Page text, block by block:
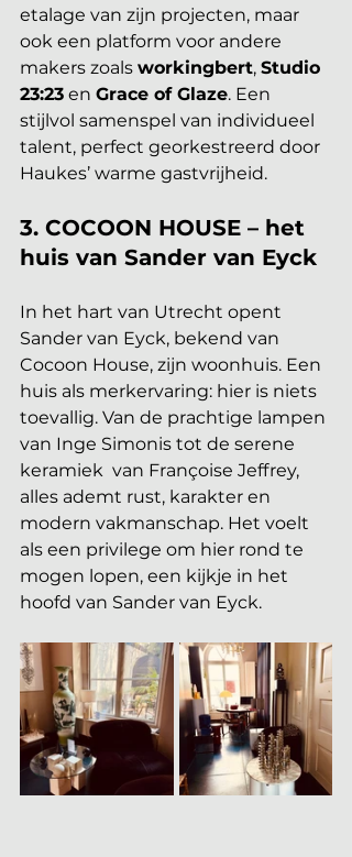
etalage van zijn projecten, maar
ook een platform voor andere
makers zoals workingbert, Studio
23:23 en Grace of Glaze. Een
stijlvol samenspel van individueel
talent, perfect georkestreerd door
Haukes’ warme gastvrijheid.
3. COCOON HOUSE – het
huis van Sander van Eyck
In het hart van Utrecht opent
Sander van Eyck, bekend van
Cocoon House, zijn woonhuis. Een
huis als merkervaring: hier is niets
toevallig. Van de prachtige lampen
van Inge Simonis tot de serene
keramiek  van Françoise Jeffrey,
alles ademt rust, karakter en
modern vakmanschap. Het voelt
als een privilege om hier rond te
mogen lopen, een kijkje in het
hoofd van Sander van Eyck.